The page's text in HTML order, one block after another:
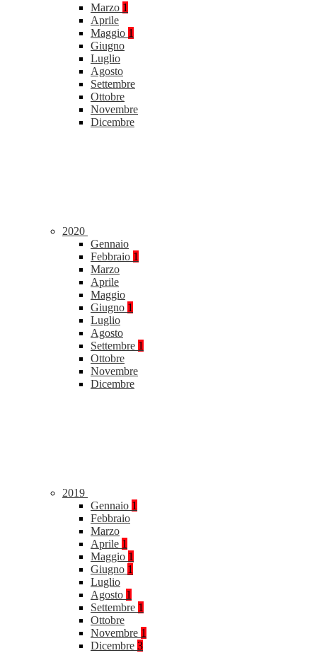
Marzo 1
Aprile
Maggio 1
Giugno
Luglio
Agosto
Settembre
Ottobre
Novembre
Dicembre
2020
Gennaio
Febbraio 1
Marzo
Aprile
Maggio
Giugno 1
Luglio
Agosto
Settembre 1
Ottobre
Novembre
Dicembre
2019
Gennaio 1
Febbraio
Marzo
Aprile 1
Maggio 1
Giugno 1
Luglio
Agosto 1
Settembre 1
Ottobre
Novembre 1
Dicembre 3